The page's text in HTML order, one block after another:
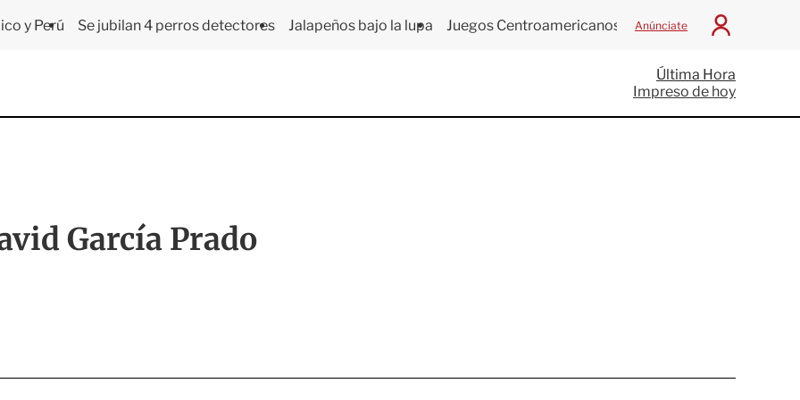
y Perú Se jubilan 4 perros detectores Jalapeños bajo la lupa Juegos Centroamericanos Anúnciate
I
c
i
a
Última Hora
Impreso de hoy
García Prado